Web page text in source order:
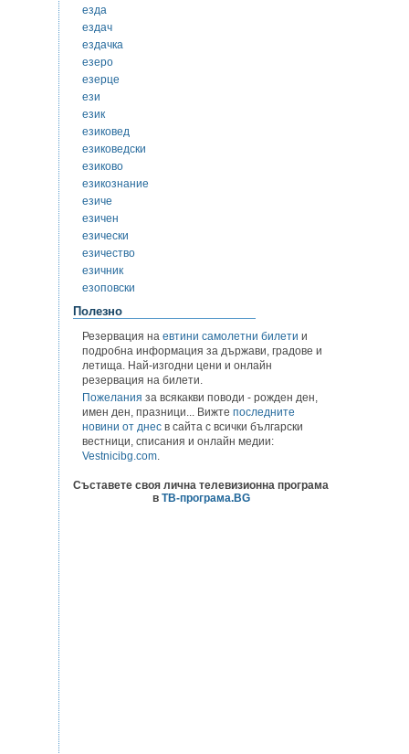
езда
ездач
ездачка
езеро
езерце
ези
език
езиковед
езиковедски
езиково
езикознание
езиче
езичен
езически
езичество
езичник
езоповски
Полезно
Резервация на евтини самолетни билети и
подробна информация за държави, градове и
летища. Най-изгодни цени и онлайн
резервация на билети.
Пожелания за всякакви поводи - рожден ден,
имен ден, празници... Вижте последните
новини от днес в сайта с всички български
вестници, списания и онлайн медии:
Vestnicibg.com.
Съставете своя лична телевизионна програма
в ТВ-програма.BG